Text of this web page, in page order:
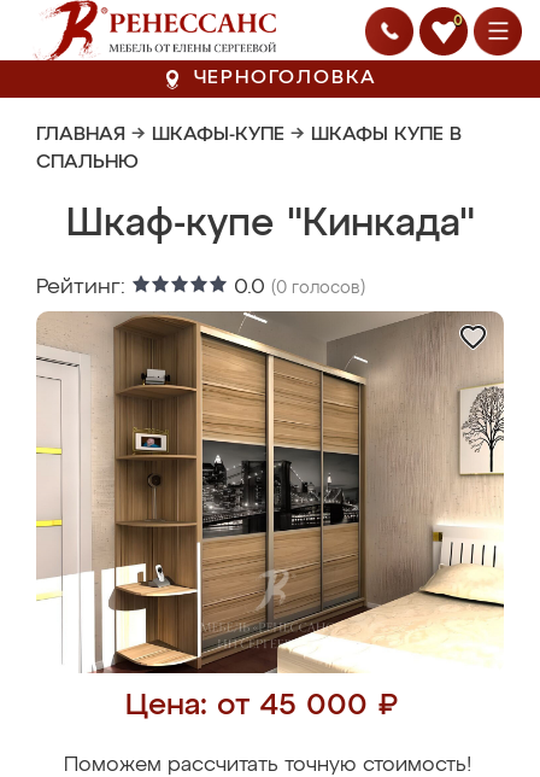
0
ЧЕРНОГОЛОВКА
ГЛАВНАЯ → ШКАФЫ-КУПЕ → ШКАФЫ КУПЕ В
СПАЛЬНЮ
Шкаф-купе "Кинкада"
Рейтинг: 0.0 (0 голосов)
Цена: от 45 000 ₽
Поможем рассчитать точную стоимость!